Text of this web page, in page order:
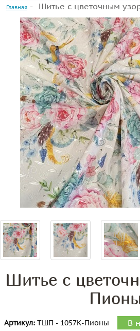
Главная Шитье с цветочным
Шитье с
Артикул: ТШП - 1057К-Пионы В